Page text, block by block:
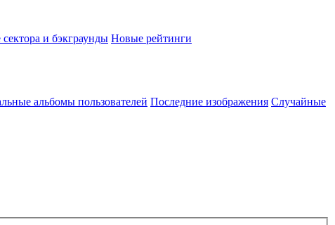
и бэкграунды Новые рейтинги
альбомы пользователей Последние изображения Случайные